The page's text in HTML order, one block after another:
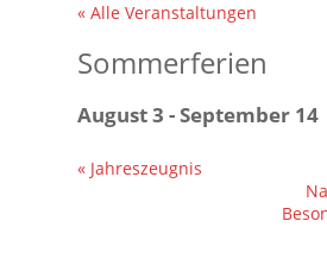
« Alle Veranstaltungen
Sommerferien
August 3 -September 14
«Jahreszeugnis